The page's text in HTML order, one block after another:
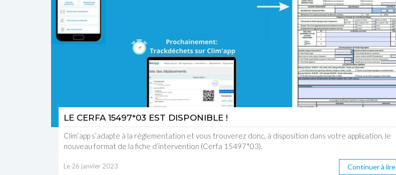
LE CERFA 15497*03 EST DISPONIBLE !
Clim’app s’adapte à la règlementation et vous trouverez donc, à disposition dans votre application, le
nouveau format de la fiche d’intervention (Cerfa 15497*03).
Le 26 janvier 2023 Continuer à lire